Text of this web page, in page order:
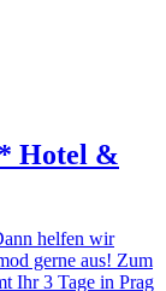
Hotel &
helfen wir
gerne aus! Zum
Ihr 3 Tage in Prag